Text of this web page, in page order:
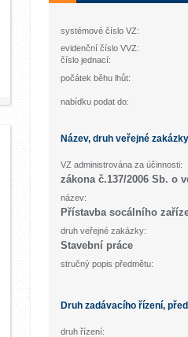
systémové číslo VZ:
evidenční číslo VVZ:
číslo jednací:
počátek běhu lhůt:
nabídku podat do:
Název, druh veřejné
VZ administrována za účinnosti:
zákona č.137/2006 Sb. o
název:
Přístavba socálního
druh veřejné zakázky:
Stavební práce
stručný popis předmětu:
Druh zadávacího řízení,
druh řízení: